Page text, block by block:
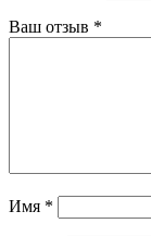
Ваш отзыв *
Имя *